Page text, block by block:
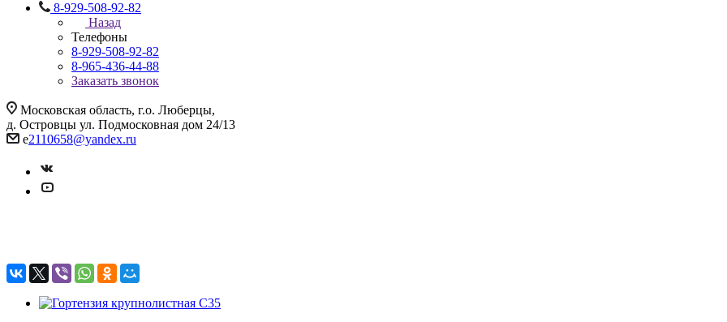
8-929-508-92-82
Назад
Телефоны
8-929-508-92-82
8-965-436-44-88
Заказать звонок
Московская область, г.о. Люберцы,
д. Островцы ул. Подмосковная дом 24/13
e2110658@yandex.ru